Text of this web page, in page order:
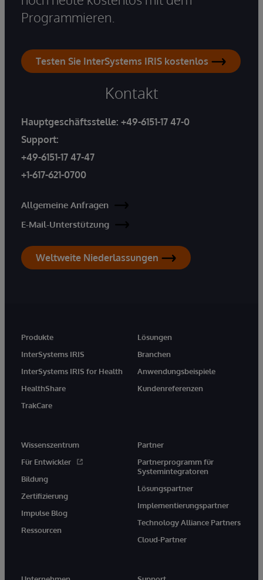
Programmieren.
Testen Sie InterSystems IRIS kostenlos
Kontakt
Hauptgeschäftsstelle: +49-6151-17 47-0
Support:
+49-6151-17 47-47
+1-617-621-0700
Allgemeine Anfragen
E-Mail-Unterstützung
Weltweite Niederlassungen
Produkte
InterSystems IRIS
InterSystems IRIS for Health
HealthShare
TrakCare
Lösungen
Branchen
Anwendungsbeispiele
Kundenreferenzen
Wissenszentrum
Für Entwickler
Bildung
Zertifizierung
Impulse Blog
Ressourcen
Partner
Partnerprogramm für
Systemintegratoren
Lösungspartner
Implementierungspartner
Technology Alliance Partners
Cloud-Partner